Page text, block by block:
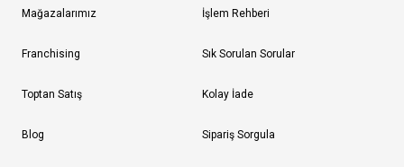
Mağazalarımız
Franchising
Toptan Satış
Blog
İşlem Rehberi
Sık Sorulan Sorular
Kolay İade
Sipariş Sorgula